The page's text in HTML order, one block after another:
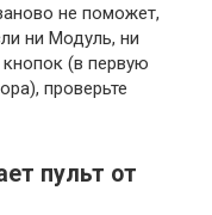
не поможет,
ни Модуль, ни
(в первую
проверьте
пульт от